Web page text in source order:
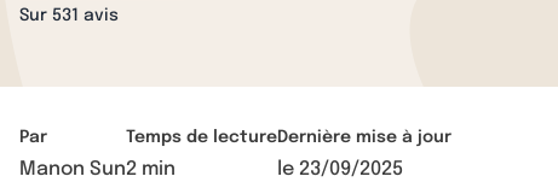
Sur 531 avis
Par
Manon Sun
Temps de lecture
2 min
Dernière mise à jour
le 23/09/2025